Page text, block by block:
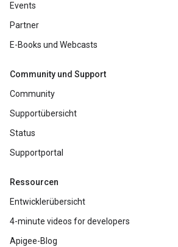
Events
Partner
E-Books und Webcasts
Community und Support
Community
Supportübersicht
Status
Supportportal
Ressourcen
Entwicklerübersicht
4-minute videos for developers
Apigee-Blog